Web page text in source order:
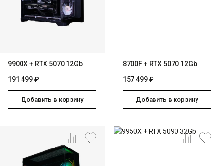
9900X + RTX 5070 12Gb
191 499 ₽
Добавить в корзину
8700F + RTX 5070 12Gb
157 499 ₽
Добавить в корзину